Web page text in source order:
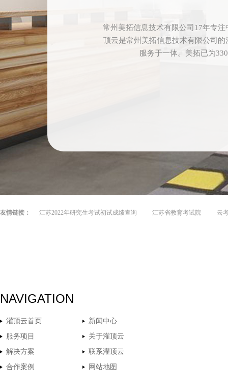
常州美拓信息技术有限公司17年专
顶云是常州美拓信息技术有限公司
服务于一体。美拓已为
友情链接： 江苏2022年研究生考试初试成绩查询 江苏省教育考试院 云
NAVIGATION
灌顶云首页
新闻中心
服务项目
关于灌顶云
解决方案
联系灌顶云
合作案例
网站地图